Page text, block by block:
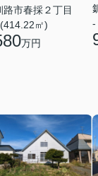
路市春採２丁目
㎡)
万円
-